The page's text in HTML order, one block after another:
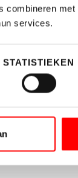
services.
STATISTIEKEN
DEEL DEZE